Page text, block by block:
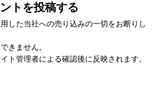
トを投稿する
した当社への売り込みの一切をお断りし
きません。
ト管理者による確認後に反映されます。